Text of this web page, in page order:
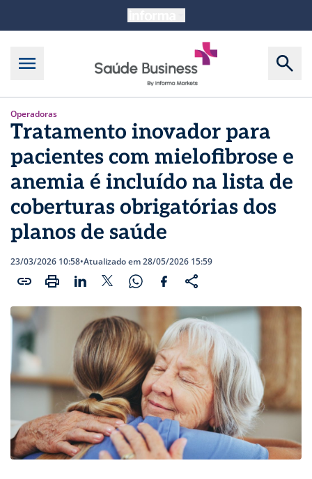
Operadoras
Tratamento inovador para
pacientes com mielofibrose e
anemia é incluído na lista de
coberturas obrigatórias dos
planos de saúde
23/03/2026 10:58•Atualizado em 28/05/2026 15:59